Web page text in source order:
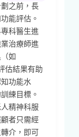
之前，長
能評估。
科醫生進
治療師進
如
估結果有助
功能水
練目標。
精神科服
者只需經
介，即可